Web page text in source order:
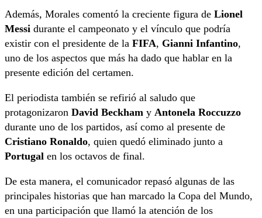
Además, Morales comentó la creciente figura de Lionel
Messi durante el campeonato y el vínculo que podría
existir con el presidente de la FIFA, Gianni Infantino,
uno de los aspectos que más ha dado que hablar en la
presente edición del certamen.
El periodista también se refirió al saludo que
protagonizaron David Beckham y Antonela Roccuzzo
durante uno de los partidos, así como al presente de
Cristiano Ronaldo, quien quedó eliminado junto a
Portugal en los octavos de final.
De esta manera, el comunicador repasó algunas de las
principales historias que han marcado la Copa del Mundo,
en una participación que llamó la atención de los